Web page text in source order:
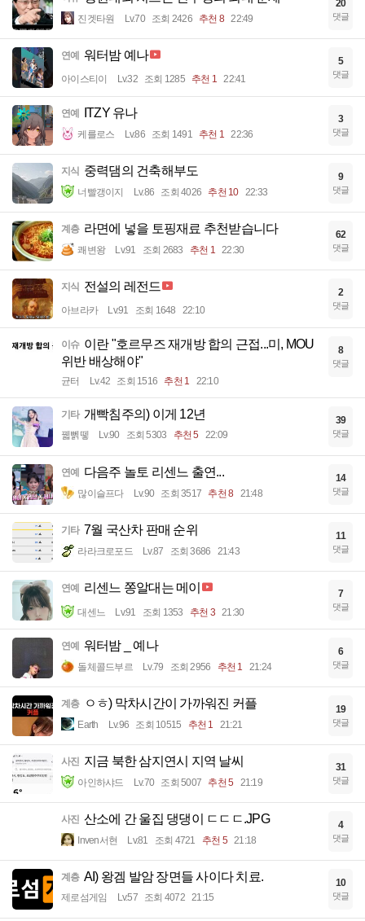
진겟타원 Lv.70 조회 2426 추천 8 22:49
20
댓글
연예 워터밤 예나
아이스티이 Lv.32 조회 1285 추천 1 22:41
5
댓글
연예 ITZY 유나
케를로스 Lv.86 조회 1491 추천 1 22:36
3
댓글
지식 중력댐의 건축해부도
너빨갱이지 Lv.86 조회 4026 추천 10 22:33
9
댓글
계층 라면에 넣을 토핑재료 추천받습니다
쾌변왕 Lv.91 조회 2683 추천 1 22:30
62
댓글
지식 전설의 레전드
아브라카 Lv.91 조회 1648 22:10
2
댓글
이슈 이란 "호르무즈 재개방 합의 근접...미, MOU
위반 배상해야"
균터 Lv.42 조회 1516 추천 1 22:10
8
댓글
기타 개빡침주의) 이게 12년
꿻뻵뗗 Lv.90 조회 5303 추천 5 22:09
39
댓글
연예 다음주 놀토 리센느 출연...
많이슬프다 Lv.90 조회 3517 추천 8 21:48
14
댓글
기타 7월 국산차 판매 순위
라라크로포드 Lv.87 조회 3686 21:43
11
댓글
연예 리센느 쫑알대는 메이
대센느 Lv.91 조회 1353 추천 3 21:30
7
댓글
연예 워터밤 _ 예나
돌체콜드부르 Lv.79 조회 2956 추천 1 21:24
6
댓글
계층 ㅇㅎ) 막차시간이 가까워진 커플
Earth Lv.96 조회 10515 추천 1 21:21
19
댓글
사진 지금 북한 삼지연시 지역 날씨
아인하샤드 Lv.70 조회 5007 추천 5 21:19
31
댓글
사진 산소에 간 울집 댕댕이 ㄷㄷㄷ.JPG
Inven서현 Lv.81 조회 4721 추천 5 21:18
4
댓글
계층 AI) 왕겜 발암 장면들 사이다 치료.
제로섬게임 Lv.57 조회 4072 21:15
10
댓글